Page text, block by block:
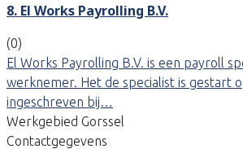
8. El Works Payrolling B.V.
(0)
El Works Payrolling B.V. is een payroll
werknemer. Het de specialist is gestart
ingeschreven bij…
Werkgebied Gorssel
Contactgegevens